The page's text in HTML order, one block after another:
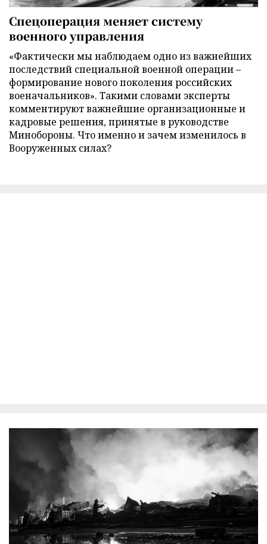
Спецоперация меняет систему
военного управления
«Фактически мы наблюдаем одно из важнейших
последствий специальной военной операции –
формирование нового поколения российских
военачальников». Такими словами эксперты
комментируют важнейшие организационные и
кадровые решения, принятые в руководстве
Минобороны. Что именно и зачем изменилось в
Вооруженных силах?